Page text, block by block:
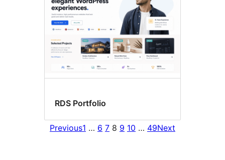
RDS Portfolio
Previous1 … 6 7 8 9 10 … 49Next